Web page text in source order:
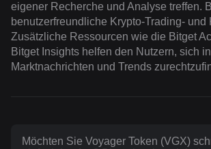
eigener Recherche und Analyse treffen.
benutzerfreundliche Krypto-Trading- und
Zusätzliche Ressourcen wie die Bitget
Bitget Insights helfen den Nutzern, sich
Marktnachrichten und Trends
Möchten Sie Voyager Token (VGX)